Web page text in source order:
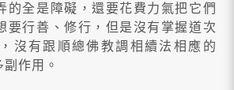
的全是障礙，還要花費力氣把它們
要行善、修行，但是沒有掌握道次
沒有跟順總佛教調相續法相應的
作用。